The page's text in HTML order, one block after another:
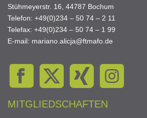
Stühmeyerstr. 16, 44787 Bochum
Telefon: +49(0)234 – 50 74 – 2 11
Telefax: +49(0)234 – 50 74 – 1 99
E-mail: mariano.alicja@ftmafo.de
MITGLIEDSCHAFTEN